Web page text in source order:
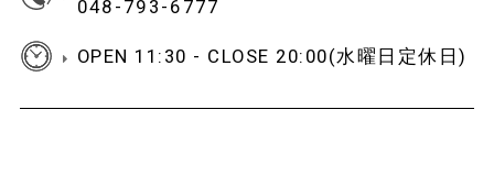
048-793-6777
OPEN 11:30 - CLOSE 20:00(水曜日定休日)